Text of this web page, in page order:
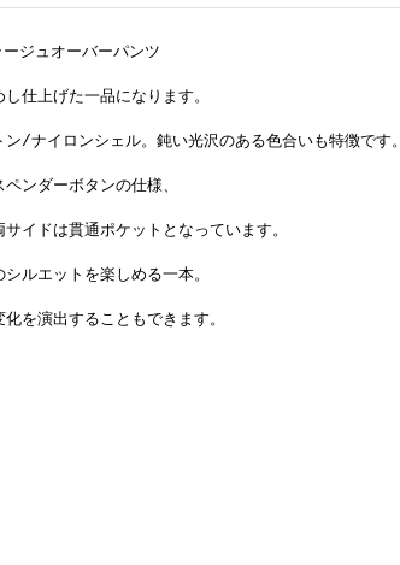
ジュオーバーパンツ
仕上げた一品になります。
/ナイロンシェル。鈍い光沢のある色合いも特徴です。
ンダーボタンの仕様、
イドは貫通ポケットとなっています。
ルエットを楽しめる一本。
を演出することもできます。